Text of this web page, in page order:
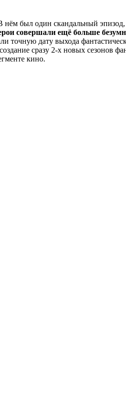
был один скандальный
совершали ещё больше
точную дату выхода
сразу 2-х новых сезонов
кино.